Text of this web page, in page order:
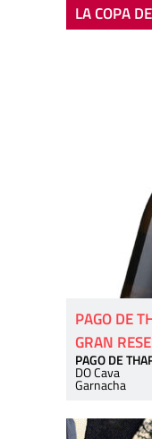
LA COPA
PAGO DE
GRAN
PAGO DE
DO Cava
Garnacha